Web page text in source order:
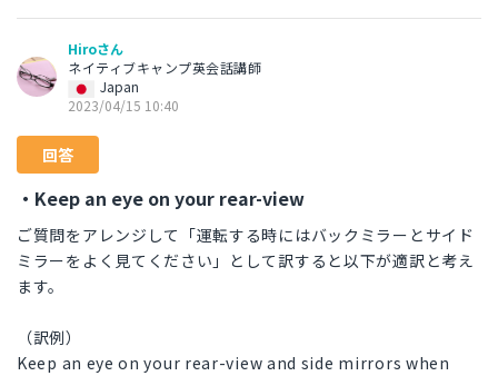
Hiroさん
ネイティブキャンプ英会話講師
Japan
2023/04/15 10:40
回答
・Keep an eye on your rear-view
ご質問をアレンジして「運転する時にはバックミラーとサイド
ミラーをよく見てください」として訳すると以下が適訳と考え
ます。
（訳例）
Keep an eye on your rear-view and side mirrors when